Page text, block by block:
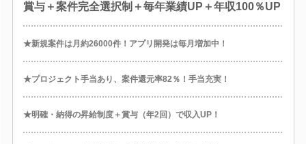
賞与＋案件完全選択制＋毎年業績UP＋年収100％UP
★新規案件は月約26000件！アプリ開発は毎月増加中！
★プロジェクト手当あり、案件還元率82％！手当充実！
★明確・納得の昇給制度＋賞与（年2回）で収入UP！